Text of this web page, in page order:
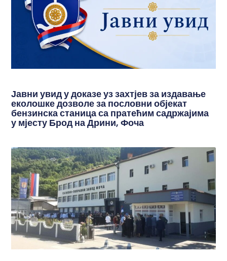
Јавни увид у доказе уз захтјев за издавање
еколошке дозволе за пословни објекат
бензинска станица са пратећим садржајима
у мјесту Брод на Дрини, Фоча